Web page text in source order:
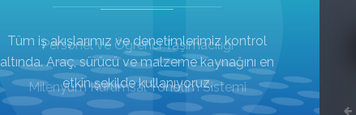
Tüm iş akışlarımız ve denetimlerimiz kontrol
altında. Araç, sürücü ve malzeme kaynağını en
etkin şekilde kullanıyoruz.